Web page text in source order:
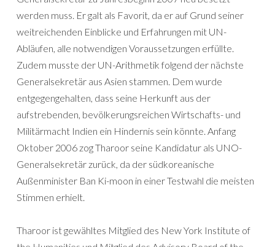
werden muss. Er galt als Favorit, da er auf Grund seiner
weitreichenden Einblicke und Erfahrungen mit UN-
Abläufen, alle notwendigen Voraussetzungen erfüllte.
Zudem musste der UN-Arithmetik folgend der nächste
Generalsekretär aus Asien stammen. Dem wurde
entgegengehalten, dass seine Herkunft aus der
aufstrebenden, bevölkerungsreichen Wirtschafts- und
Militärmacht Indien ein Hindernis sein könnte. Anfang
Oktober 2006 zog Tharoor seine Kandidatur als UNO-
Generalsekretär zurück, da der südkoreanische
Außenminister Ban Ki-moon in einer Testwahl die meisten
Stimmen erhielt.
Tharoor ist gewähltes Mitglied des New York Institute of